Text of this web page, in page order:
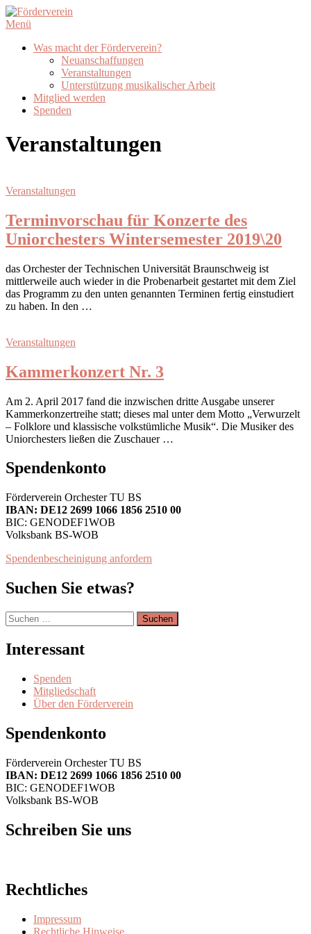
Zum
Inhalt
Menü
Was macht der Förderverein?
Neuanschaffungen
Veranstaltungen
Unterstützung musikalischer Arbeit
Mitglied werden
Spenden
Veranstaltungen
Veranstaltungen
Terminvorschau für Konzerte des
Uniorchesters Wintersemester 2019\20
das Orchester der Technischen Universität Braunschweig ist
mittlerweile auch wieder in die Probenarbeit gestartet mit dem Ziel
das Programm zu den unten genannten Terminen fertig einstudiert
zu haben. In den …
Veranstaltungen
Kammerkonzert Nr. 3
Am 2. April 2017 fand die inzwischen dritte Ausgabe unserer
Kammerkonzertreihe statt; dieses mal unter dem Motto „Verwurzelt
– Folklore und klassische volkstümliche Musik“. Die Musiker des
Uniorchesters ließen die Zuschauer …
Spendenkonto
Förderverein Orchester TU BS
IBAN: DE12 2699 1066 1856 2510 00
BIC: GENODEF1WOB
Volksbank BS-WOB
Spendenbescheinigung anfordern
Suchen Sie etwas?
Suchen
nach:
Interessant
Spenden
Mitgliedschaft
Über den Förderverein
Spendenkonto
Förderverein Orchester TU BS
IBAN: DE12 2699 1066 1856 2510 00
BIC: GENODEF1WOB
Volksbank BS-WOB
Schreiben Sie uns
Rechtliches
Impressum